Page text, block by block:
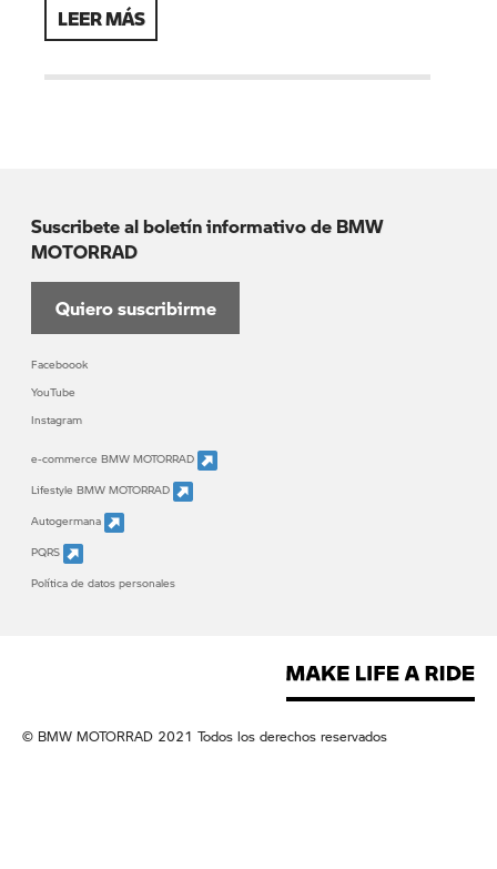
LEER MÁS
Suscribete al boletín informativo de BMW
MOTORRAD
Quiero suscribirme
Faceboook
YouTube
Instagram
e-commerce BMW MOTORRAD
Lifestyle BMW MOTORRAD
Autogermana
PQRS
Política de datos personales
© BMW MOTORRAD 2021 Todos los derechos reservados